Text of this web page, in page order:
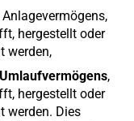
hergestellt oder
werden,
,
hergestellt oder
werden. Dies